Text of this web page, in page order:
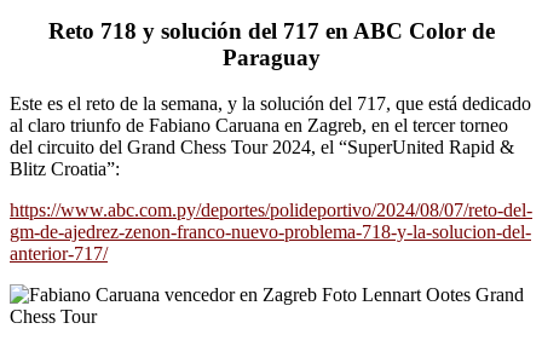
Reto 718 y solución del 717 en ABC Color de
Paraguay
Este es el reto de la semana, y la solución del 717, que está dedicado
al claro triunfo de Fabiano Caruana en Zagreb, en el tercer torneo
del circuito del Grand Chess Tour 2024, el “SuperUnited Rapid &
Blitz Croatia”:
https://www.abc.com.py/deportes/polideportivo/2024/08/07/reto-del-
gm-de-ajedrez-zenon-franco-nuevo-problema-718-y-la-solucion-del-
anterior-717/